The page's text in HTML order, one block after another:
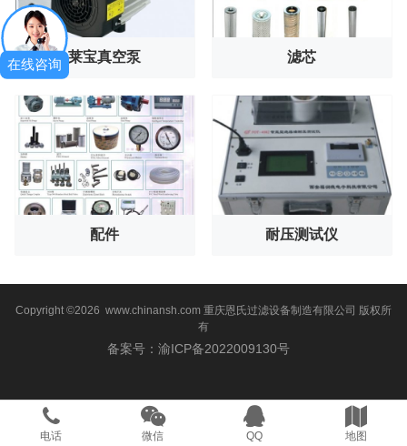
莱宝真空泵 滤芯
配件 耐压测试仪
Copyright ©2026 www.chinansh.com 重庆恩氏过滤设备制造有限公司 版权所
有
备案号：渝ICP备2022009130号
电话 微信 QQ 地图
在线咨询